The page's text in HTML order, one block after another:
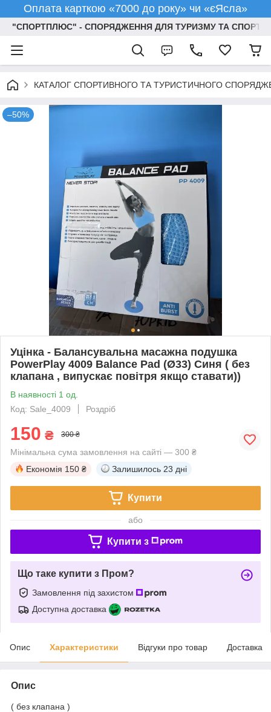
Оплата карткою «7000 до року» чи «єЯсла»
"СПОРТПЛЮС" - СПОРЯДЖЕННЯ ДЛЯ ТУРИЗМУ ТА СПОРТУ
КАТАЛОГ СПОРТИВНОГО ТА ТУРИСТИЧНОГО
–50%
Уцінка - Балансувальна масажна подушка
PowerPlay 4009 Balance Pad (Ø33) Синя ( без
клапана , випускає повітря якщо ставати))
В наявності 1 од.
Код: Sale_4009
Роздріб
150 ₴ 300 ₴
Мінімальна сума замовлення на сайті — 300 ₴
Економія 150 ₴ Залишилось 23 дні
Купити
або
Купити з
Що таке купити з Пром?
Замовлення під захистом
Доступна доставка
Опис Характеристики Відгуки про товар Доставка
Опис
( без клапана )